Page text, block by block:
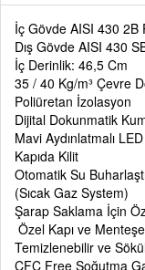
İç Gövde AISI 430
Dış Gövde AISI 430
İç Derinlik: 46,5 Cm
35 / 40 Kg/m³
Poliüretan
Dijital Dokunmatik
Mavi Aydınlatmalı
Kapıda Kilit
Otomatik Su
(Sıcak Gaz System)
Şarap Saklama İçin
Özel Kapı ve
Temizlenebilir ve
CFC Free